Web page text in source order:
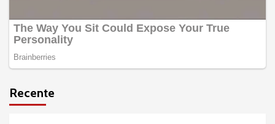
Recente